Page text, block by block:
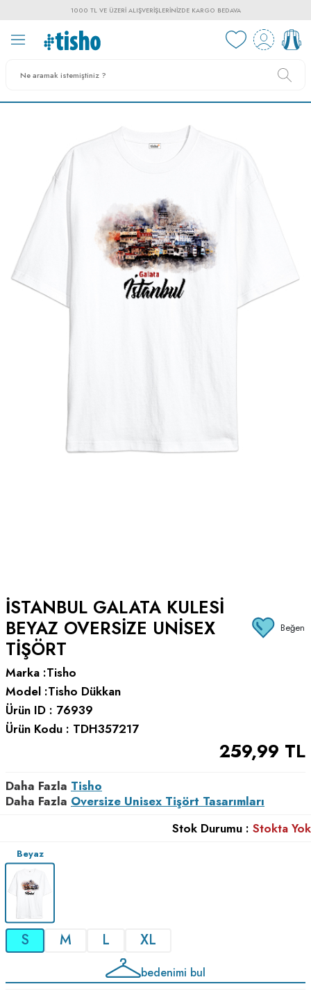
1000 TL VE ÜZERI ALIŞVERIŞLERINIZDE KARGO BEDAVA
İSTANBUL GALATA KULESI
BEYAZ OVERSIZE UNISEX
TIŞÖRT
Beğen
Marka :Tisho
Model :Tisho Dükkan
Ürün ID : 76939
Ürün Kodu : TDH357217
259,99 TL
Daha Fazla Tisho
Daha Fazla Oversize Unisex Tişört Tasarımları
Stok Durumu : Stokta Yok
Beyaz
S M L XL
bedenimi bul